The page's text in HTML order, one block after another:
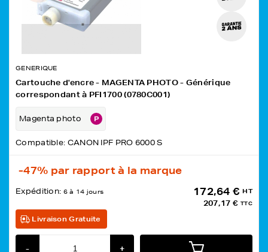
GENERIQUE
Cartouche d'encre - MAGENTA PHOTO - Générique
correspondant à PFI1700 (0780C001)
Magenta photo
Compatible: CANON IPF PRO 6000 S
-47% par rapport à la marque
Expédition: 6 à 14 jours 172,64 € HT
207,17 € TTC
Livraison Gratuite
- +